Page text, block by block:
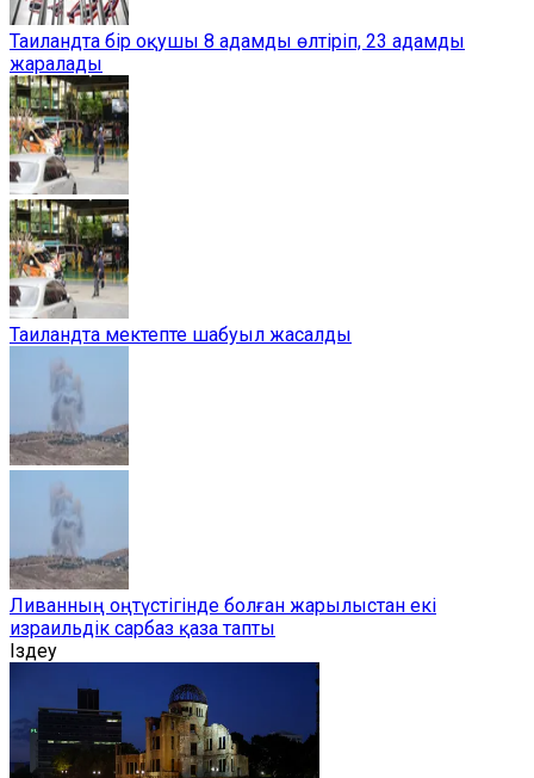
Таиландта бір оқушы 8 адамды өлтіріп, 23 адамды
жаралады
Таиландта мектепте шабуыл жасалды
Ливанның оңтүстігінде болған жарылыстан екі
израильдік сарбаз қаза тапты
Іздеу